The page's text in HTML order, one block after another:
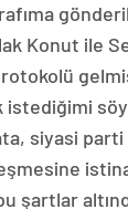
Konut ile
istediğimi
siyasi
şartlar